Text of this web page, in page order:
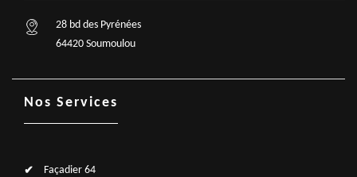
28 bd des Pyrénées
64420 Soumoulou
Nos Services
Façadier 64